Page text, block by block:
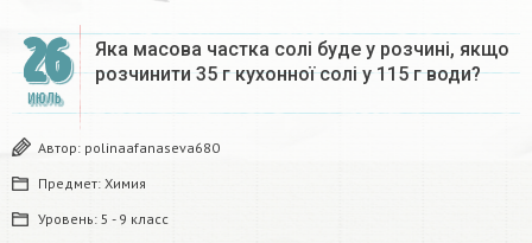
26
ИЮЛЬ
Яка масова частка солі буде у розчині, якщо
розчинити 35 г кухонної солі у 115 г води?​
Автор: polinaafanaseva680
Предмет: Химия
Уровень: 5 - 9 класс